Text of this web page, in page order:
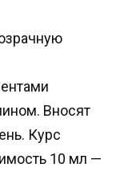
Вносят
Курс
10 мл —